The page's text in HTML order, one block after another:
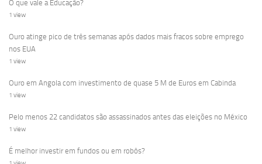
O que vale a Educação?
1 view
Ouro atinge pico de três semanas após dados mais fracos sobre emprego
nos EUA
1 view
Ouro em Angola com investimento de quase 5 M de Euros em Cabinda
1 view
Pelo menos 22 candidatos são assassinados antes das eleições no México
1 view
É melhor investir em fundos ou em robôs?